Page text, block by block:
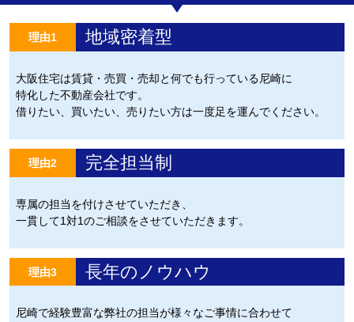
理由1 地域密着型
大阪住宅は賃貸・売買・売却と何でも行っている尼崎に
特化した不動産会社です。
借りたい、買いたい、売りたい方は一度足を運んでください。
理由2 完全担当制
専属の担当を付けさせていただき、
一貫して1対1のご相談をさせていただきます。
理由3 長年のノウハウ
尼崎で経験豊富な弊社の担当が様々なご事情に合わせて